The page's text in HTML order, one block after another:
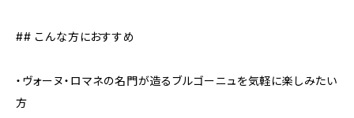
## こんな方におすすめ
・ヴォーヌ・ロマネの名門が造るブルゴーニュを気軽に楽しみたい
方